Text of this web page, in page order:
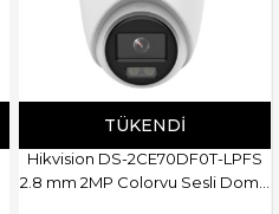
TÜKENDI
Hikvision DS-2CE70DF0T-LPFS
2.8 mm 2MP Colorvu Sesli Dome